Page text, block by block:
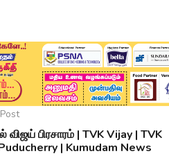
விஜய் பிரசாரம் | TVK Vijay | TVK
| Kumudam News